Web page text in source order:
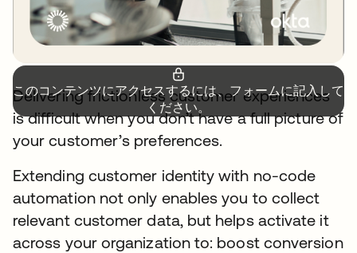
このコンテンツにアクセスするには、フォームに記入して
ください。
Delivering frictionless customer experiences
is difficult when you don’t have a full picture of
your customer’s preferences.
Extending customer identity with no-code
automation not only enables you to collect
relevant customer data, but helps activate it
across your organization to: boost conversion